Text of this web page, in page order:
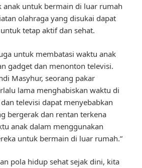
anak untuk bermain di luar rumah
olahraga yang disukai dapat
tetap aktif dan sehat.
untuk membatasi waktu anak
gadget dan menonton televisi.
Masyhur, seorang pakar
lama menghabiskan waktu di
televisi dapat menyebabkan
bergerak dan rentan terkena
anak dalam menggunakan
untuk bermain di luar rumah.”
pola hidup sehat sejak dini, kita